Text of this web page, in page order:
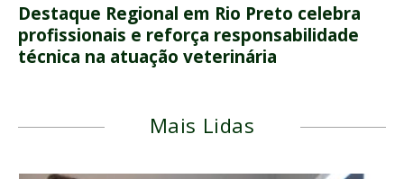
Destaque Regional em Rio Preto celebra
profissionais e reforça responsabilidade
técnica na atuação veterinária
Mais Lidas